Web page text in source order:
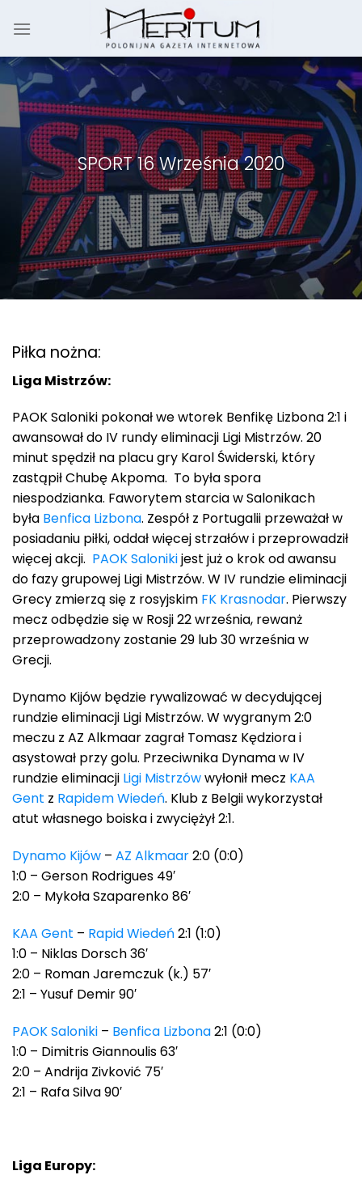
SPORT 16 Września 2020
Piłka nożna:
Liga Mistrzów:
PAOK Saloniki pokonał we wtorek Benfikę Lizbona 2:1 i
awansował do IV rundy eliminacji Ligi Mistrzów. 20
minut spędził na placu gry Karol Świderski, który
zastąpił Chubę Akpoma. To była spora
niespodzianka. Faworytem starcia w Salonikach
była Benfica Lizbona. Zespół z Portugalii przeważał w
posiadaniu piłki, oddał więcej strzałów i przeprowadził
więcej akcji. PAOK Salonikijest już o krok od awansu
do fazy grupowej Ligi Mistrzów. W IV rundzie eliminacji
Grecy zmierzą się z rosyjskim FK Krasnodar. Pierwszy
mecz odbędzie się w Rosji 22 września, rewanż
przeprowadzony zostanie 29 lub 30 września w
Grecji.
Dynamo Kijów będzie rywalizować w decydującej
rundzie eliminacji Ligi Mistrzów. W wygranym 2:0
meczu z AZ Alkmaar zagrał Tomasz Kędziora i
asystował przy golu. Przeciwnika Dynama w IV
rundzie eliminacji Ligi Mistrzówwyłonił mecz KAA
Gent z Rapidem Wiedeń. Klub z Belgii wykorzystał
atut własnego boiska i zwyciężył 2:1.
Dynamo Kijów – AZ Alkmaar2:0 (0:0)
1:0 – Gerson Rodrigues 49′
2:0 – Mykoła Szaparenko 86′
KAA Gent – Rapid Wiedeń2:1 (1:0)
1:0 – Niklas Dorsch 36′
2:0 – Roman Jaremczuk (k.) 57′
2:1 – Yusuf Demir 90′
PAOK Saloniki – Benfica Lizbona2:1 (0:0)
1:0 – Dimitris Giannoulis 63′
2:0 – Andrija Zivković 75′
2:1 – Rafa Silva 90′
Liga Europy: